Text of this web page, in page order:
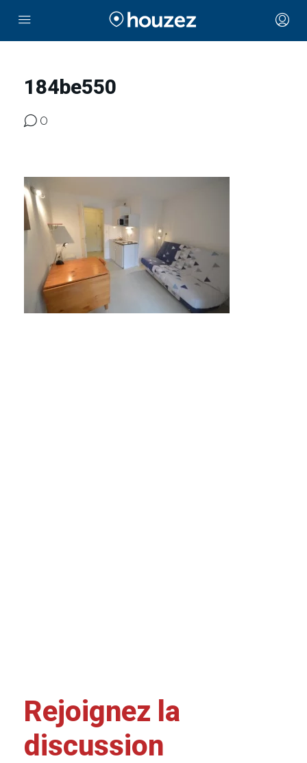
184be550
0
Rejoignez la
discussion